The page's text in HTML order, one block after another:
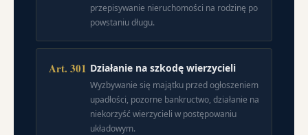
przepisywanie nieruchomości na rodzinę po
powstaniu długu.
Art. 301 Działanie na szkodę wierzycieli
Wyzbywanie się majątku przed ogłoszeniem
upadłości, pozorne bankructwo, działanie na
niekorzyść wierzycieli w postępowaniu
układowym.